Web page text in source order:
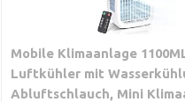
Mobile Klimaanlage
Luftkühler mit
Abluftschlauch, Mini